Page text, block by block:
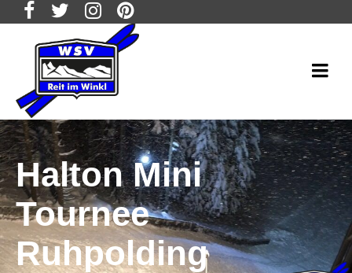
Halton Mini
Tournee
Ruhpolding